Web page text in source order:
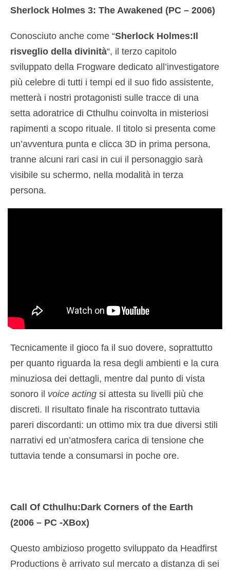
Sherlock Holmes 3: The Awakened (PC – 2006)
Conosciuto anche come “Sherlock Holmes:Il
risveglio della divinità“, il terzo capitolo
sviluppato della Frogware dedicato all’investigatore
più celebre di tutti i tempi ed il suo fido assistente,
metterà i nostri protagonisti sulle tracce di una
setta adoratrice di Cthulhu coinvolta in misteriosi
rapimenti a scopo rituale. Il titolo si presenta come
un’avventura punta e clicca 3D in prima persona,
tranne alcuni rari casi in cui il personaggio sarà
visibile su schermo, nella modalità in terza
persona.
Tecnicamente il gioco fa il suo dovere, soprattutto
per quanto riguarda la resa degli ambienti e la cura
minuziosa dei dettagli, mentre dal punto di vista
sonoro il voice acting si attesta su livelli più che
discreti. Il risultato finale ha riscontrato tuttavia
pareri discordanti: un ottimo mix tra due diversi stili
narrativi ed un’atmosfera carica di tensione che
tuttavia tende a consumarsi in poche ore.
Call Of Cthulhu:Dark Corners of the Earth
(2006 – PC -XBox)
Questo ambizioso progetto sviluppato da Headfirst
Productions è arrivato sul mercato a distanza di sei